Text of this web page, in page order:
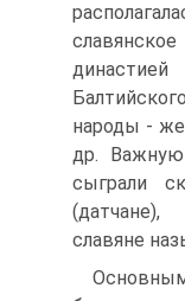
народы -
др.
сыграли
славяне